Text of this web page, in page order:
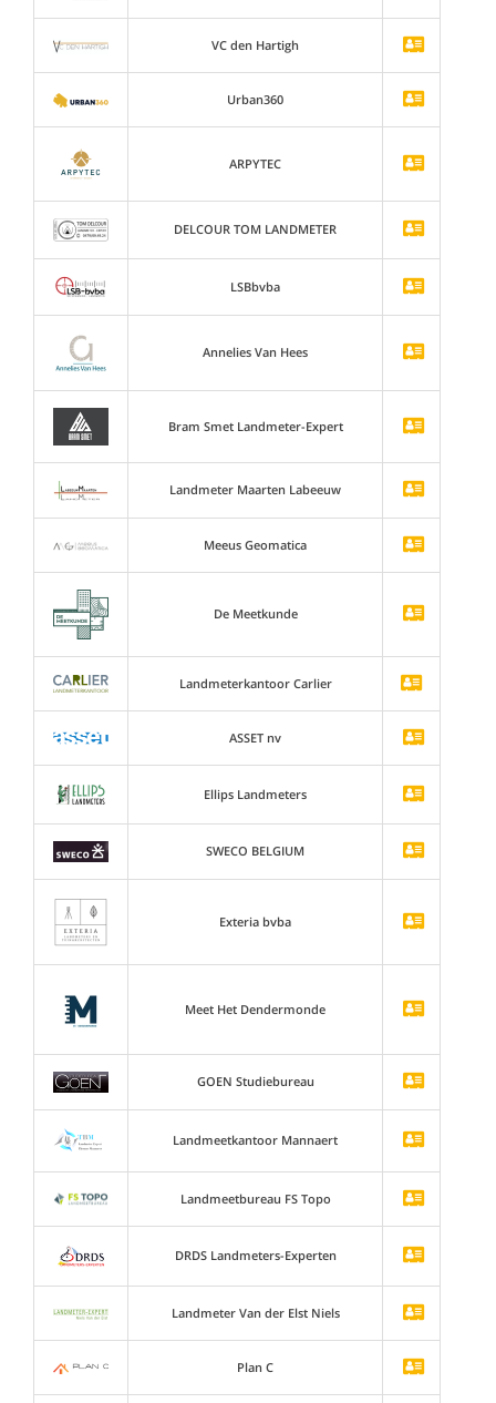
VC den Hartigh
Urban360
ARPYTEC
DELCOUR TOM LANDMETER
LSBbvba
Annelies Van Hees
Bram Smet Landmeter-Expert
Landmeter Maarten Labeeuw
Meeus Geomatica
De Meetkunde
Landmeterkantoor Carlier
ASSET nv
Ellips Landmeters
SWECO BELGIUM
Exteria bvba
Meet Het Dendermonde
GOEN Studiebureau
Landmeetkantoor Mannaert
Landmeetbureau FS Topo
DRDS Landmeters-Experten
Landmeter Van der Elst Niels
Plan C